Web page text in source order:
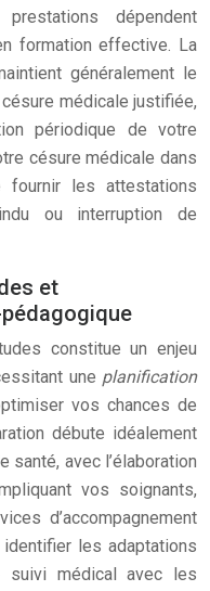
dépendent
formation effective. La
généralement le
médicale justifiée,
périodique de votre
césure médicale dans
les attestations
ou interruption de
et
constitue un enjeu
une planification
vos chances de
débute idéalement
avec l’élaboration
vos soignants,
d’accompagnement
les adaptations
suivi médical avec les